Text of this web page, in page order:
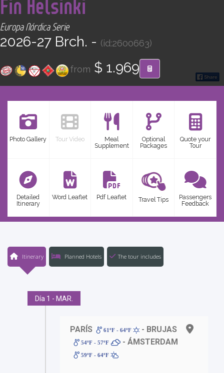
Fin Helsinki
Europa Nórdica Serie
2026-27 Brch. - (id:2600663)
from $ 1.969
Photo Gallery Tour Video
Meal
Supplement
Optional
Packages
Quote your
Tour
Detailed
Itinerary
Word Leaflet Pdf Leaflet Travel Tips
Passengers
Feedback
Itinerary Planned Hotels The tour includes
Día 1 - MAR.
PARÍS 61ºF - 64ºF - BRUJAS
54ºF - 57ºF - ÁMSTERDAM
59ºF - 64ºF